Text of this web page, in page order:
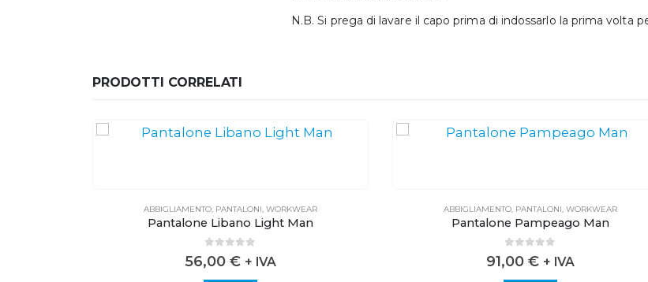
N.B. Si prega di lavare il capo prima di indossarlo la prima volta
PRODOTTI CORRELATI
ABBIGLIAMENTO PANTALONI WORKWEAR
Pantalone Libano Light Man
0out of 5
56,00 € + IVA
ABBIGLIAMENTO PANTALONI WORKWEAR
Pantalone Pampeago Man
0out of 5
91,00 € + IVA